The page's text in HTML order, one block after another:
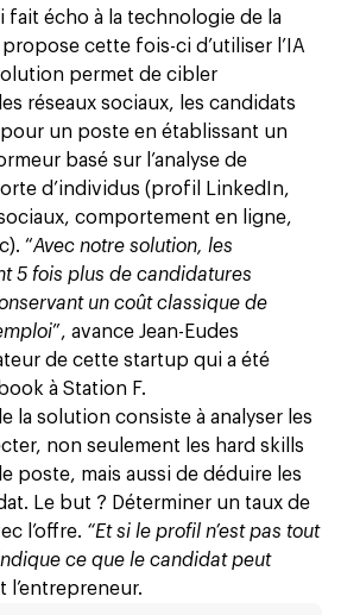
fait écho à la technologie de la
cette fois-ci d’utiliser l’IA
permet de cibler
réseaux sociaux, les candidats
un poste en établissant un
basé sur l’analyse de
d’individus (profil LinkedIn,
comportement en ligne,
“Avec notre solution, les
5 fois plus de candidatures
un coût classique de
”, avance Jean-Eudes
de cette startup qui a été
à Station F.
la solution consiste à analyser les
non seulement les hard skills
poste, mais aussi de déduire les
Le but ? Déterminer un taux de
l’offre. “Et si le profil n’est pas tout
ce que le candidat peut
l’entrepreneur.